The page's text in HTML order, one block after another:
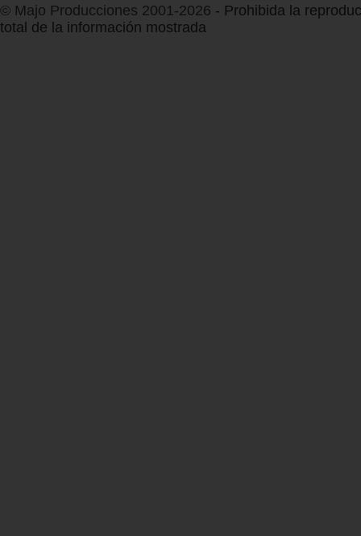
© Majo Producciones 2001-2026 - Prohibida la
total de la información mostrada